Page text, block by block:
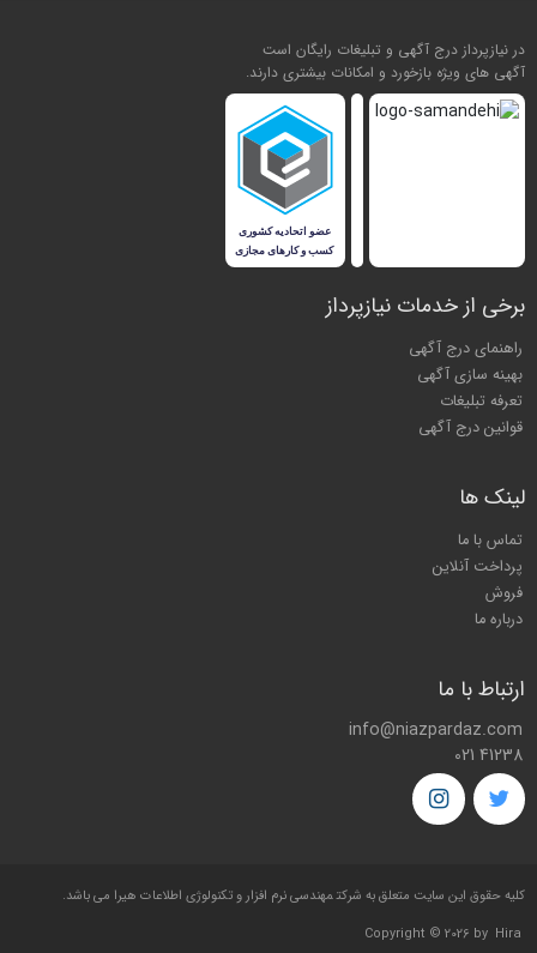
در نیازپرداز درج آگهی و تبلیغات رایگان است
آگهی های ویژه بازخورد و امکانات بیشتری دارند.
برخی از خدمات نیازپرداز
راهنمای درج آگهی
بهینه سازی آگهی
تعرفه تبلیغات
قوانین درج آگهی
لینک ها
تماس با ما
پرداخت آنلاین
فروش
درباره ما
ارتباط با ما
info@niazpardaz.com
021 41238
کليه حقوق اين سايت متعلق به شرکتمهندسی نرم افزار و تکنولوژی اطلاعات هیرا می باشد.
Copyright © 2026 by Hira